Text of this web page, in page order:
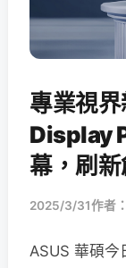
專業視
Display
幕，刷
2025/3/31作者：
ASUS 華碩今